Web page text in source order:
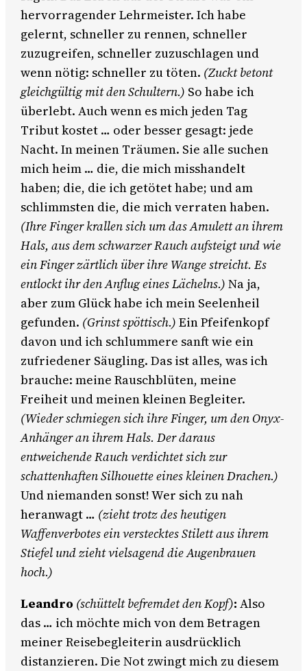
hervorragender Lehrmeister. Ich habe
gelernt, schneller zu rennen, schneller
zuzugreifen, schneller zuzuschlagen und
wenn nötig: schneller zu töten. (Zuckt betont
gleichgültig mit den Schultern.) So habe ich
überlebt. Auch wenn es mich jeden Tag
Tribut kostet … oder besser gesagt: jede
Nacht. In meinen Träumen. Sie alle suchen
mich heim … die, die mich misshandelt
haben; die, die ich getötet habe; und am
schlimmsten die, die mich verraten haben.
(Ihre Finger krallen sich um das Amulett an ihrem
Hals, aus dem schwarzer Rauch aufsteigt und wie
ein Finger zärtlich über ihre Wange streicht. Es
entlockt ihr den Anflug eines Lächelns.) Na ja,
aber zum Glück habe ich mein Seelenheil
gefunden. (Grinst spöttisch.) Ein Pfeifenkopf
davon und ich schlummere sanft wie ein
zufriedener Säugling. Das ist alles, was ich
brauche: meine Rauschblüten, meine
Freiheit und meinen kleinen Begleiter.
(Wieder schmiegen sich ihre Finger, um den Onyx-
Anhänger an ihrem Hals. Der daraus
entweichende Rauch verdichtet sich zur
schattenhaften Silhouette eines kleinen Drachen.)
Und niemanden sonst! Wer sich zu nah
heranwagt … (zieht trotz des heutigen
Waffenverbotes ein verstecktes Stilett aus ihrem
Stiefel und zieht vielsagend die Augenbrauen
hoch.)
Leandro (schüttelt befremdet den Kopf): Also
das … ich möchte mich von dem Betragen
meiner Reisebegleiterin ausdrücklich
distanzieren. Die Not zwingt mich zu diesem